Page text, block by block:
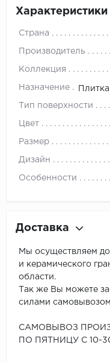
Характеристики
Страна
Производитель
Коллекция
Назначение
Тип поверхности
Цвет
Размер
Дизайн
Особенности
Доставка
Мы осуществляем
и керамического
области.
Так же Вы можете
силами
САМОВЫВОЗ
ПО ПЯТНИЦУ С 10-